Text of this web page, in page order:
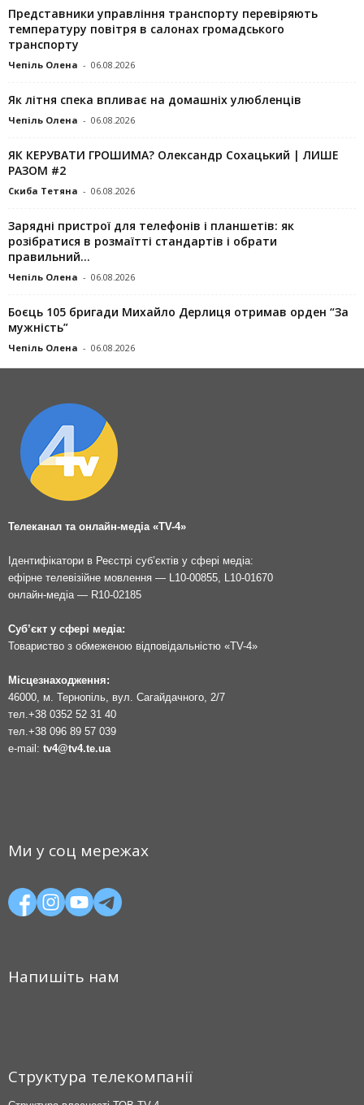
Представники управління транспорту перевіряють
температуру повітря в салонах громадського
транспорту
Чепіль Олена - 06.08.2026
Як літня спека впливає на домашніх улюбленців
Чепіль Олена - 06.08.2026
ЯК КЕРУВАТИ ГРОШИМА? Олександр Сохацький | ЛИШЕ
РАЗОМ #2
Скиба Тетяна - 06.08.2026
Зарядні пристрої для телефонів і планшетів: як
розібратися в розмаїтті стандартів і обрати
правильний...
Чепіль Олена - 06.08.2026
Боєць 105 бригади Михайло Дерлиця отримав орден “За
мужність”
Чепіль Олена - 06.08.2026
Телеканал та онлайн-медіа «TV-4»
Ідентифікатори в Реєстрі суб’єктів у сфері медіа:
ефірне телевізійне мовлення — L10-00855, L10-01670
онлайн-медіа — R10-02185
Суб’єкт у сфері медіа:
Товариство з обмеженою відповідальністю «TV-4»
Місцезнаходження:
46000, м. Тернопіль, вул. Сагайдачного, 2/7
тел. +38 0352 52 31 40
тел. +38 096 89 57 039
e-mail: tv4@tv4.te.ua
Ми у соц мережах
Напишіть нам
Структура телекомпанії